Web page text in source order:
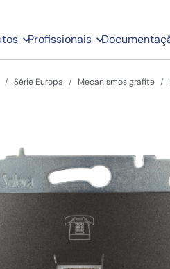
Profissionais
Série Europa Mecanismos grafite